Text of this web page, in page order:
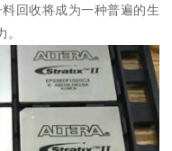
回收将成为一种普遍的生